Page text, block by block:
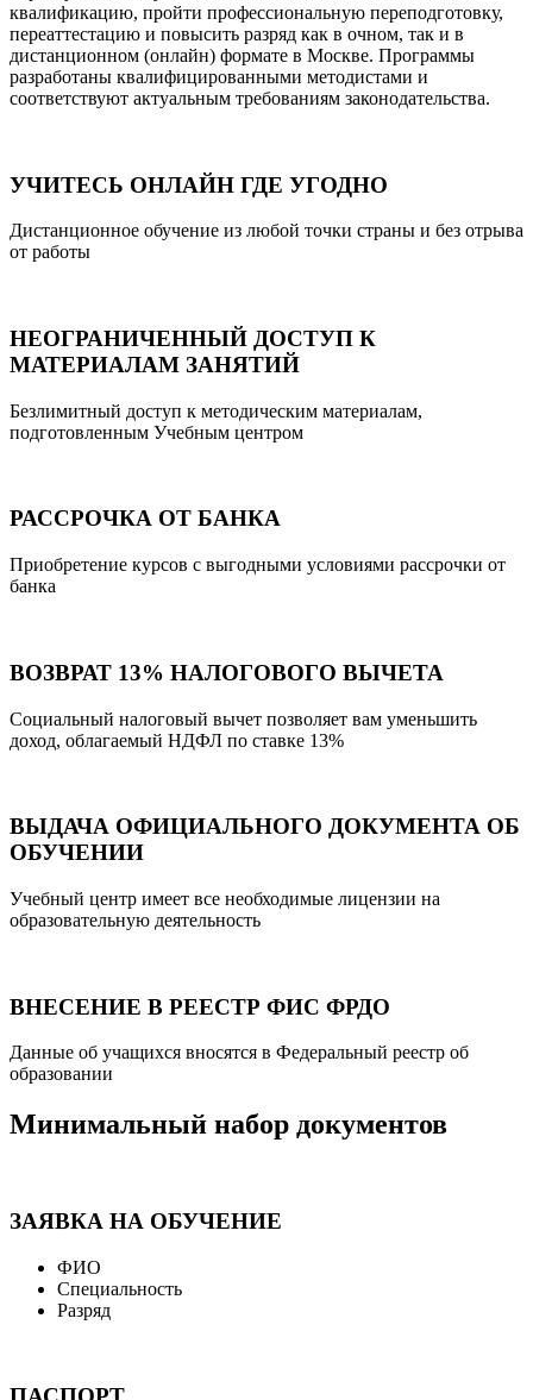
квалификацию, пройти профессиональную переподготовку,
переаттестацию и повысить разряд как в очном, так и в
дистанционном (онлайн) формате в Москве. Программы
разработаны квалифицированными методистами и
соответствуют актуальным требованиям законодательства.
УЧИТЕСЬ ОНЛАЙН ГДЕ УГОДНО
Дистанционное обучение из любой точки страны и без отрыва
от работы
НЕОГРАНИЧЕННЫЙ ДОСТУП К
МАТЕРИАЛАМ ЗАНЯТИЙ
Безлимитный доступ к методическим материалам,
подготовленным Учебным центром
РАССРОЧКА ОТ БАНКА
Приобретение курсов с выгодными условиями рассрочки от
банка
ВОЗВРАТ 13% НАЛОГОВОГО ВЫЧЕТА
Социальный налоговый вычет позволяет вам уменьшить
доход, облагаемый НДФЛ по ставке 13%
ВЫДАЧА ОФИЦИАЛЬНОГО ДОКУМЕНТА ОБ
ОБУЧЕНИИ
Учебный центр имеет все необходимые лицензии на
образовательную деятельность
ВНЕСЕНИЕ В РЕЕСТР ФИС ФРДО
Данные об учащихся вносятся в Федеральный реестр об
образовании
Минимальный набор документов
ЗАЯВКА НА ОБУЧЕНИЕ
ФИО
Специальность
Разряд